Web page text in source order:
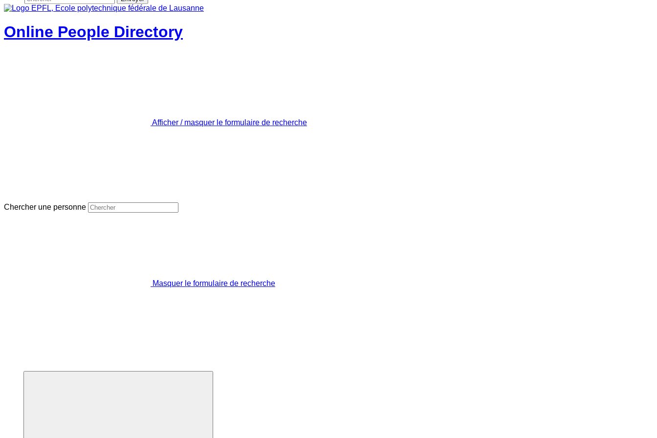
Online People Directory
Afficher / masquer le formulaire de recherche
Chercher une personne
Masquer le formulaire de recherche